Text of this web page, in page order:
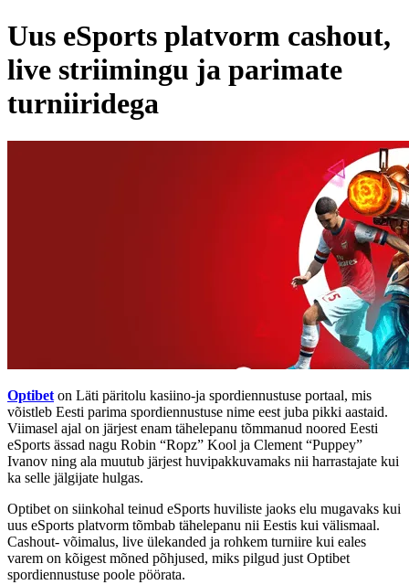
Uus eSports platvorm cashout,
live striimingu ja parimate
turniiridega
Optibet on Läti päritolu kasiino-ja spordiennustuse portaal, mis
võistleb Eesti parima spordiennustuse nime eest juba pikki aastaid.
Viimasel ajal on järjest enam tähelepanu tõmmanud noored Eesti
eSports ässad nagu Robin “Ropz” Kool ja Clement “Puppey”
Ivanov ning ala muutub järjest huvipakkuvamaks nii harrastajate kui
ka selle jälgijate hulgas.
Optibet on siinkohal teinud eSports huviliste jaoks elu mugavaks kui
uus eSports platvorm tõmbab tähelepanu nii Eestis kui välismaal.
Cashout- võimalus, live ülekanded ja rohkem turniire kui eales
varem on kõigest mõned põhjused, miks pilgud just Optibet
spordiennustuse poole pöörata.